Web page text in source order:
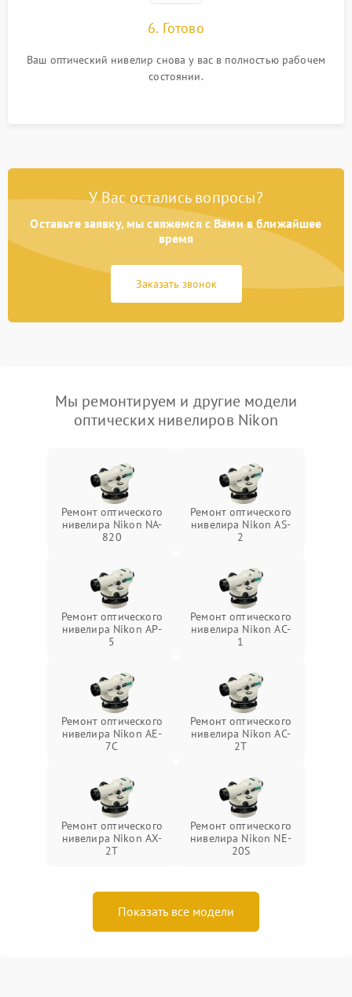
6. Готово
Ваш оптический нивелир снова у вас в полностью рабочем
состоянии.
У Вас остались вопросы?
Оставьте заявку, мы свяжемся с Вами в ближайшее
время
Заказать звонок
Мы ремонтируем и другие модели
оптических нивелиров Nikon
Ремонт оптического
нивелира Nikon NA-
820
Ремонт оптического
нивелира Nikon AS-
2
Ремонт оптического
нивелира Nikon AP-
5
Ремонт оптического
нивелира Nikon AC-
1
Ремонт оптического
нивелира Nikon AE-
7C
Ремонт оптического
нивелира Nikon AC-
2T
Ремонт оптического
нивелира Nikon AX-
2T
Ремонт оптического
нивелира Nikon NE-
20S
Показать все модели